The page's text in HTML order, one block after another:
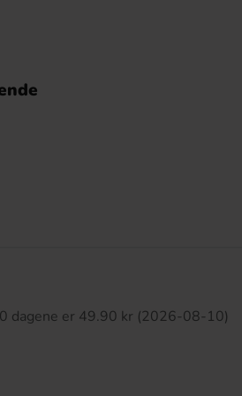
dagene er 49.90 kr (2026-08-10)